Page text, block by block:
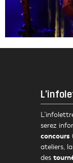
serez
concours
ateliers,
des